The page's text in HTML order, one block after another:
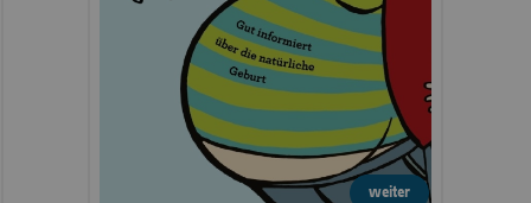
weiter